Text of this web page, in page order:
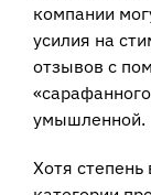
компании
усилия на
отзывов с
умышленной.
Хотя степень